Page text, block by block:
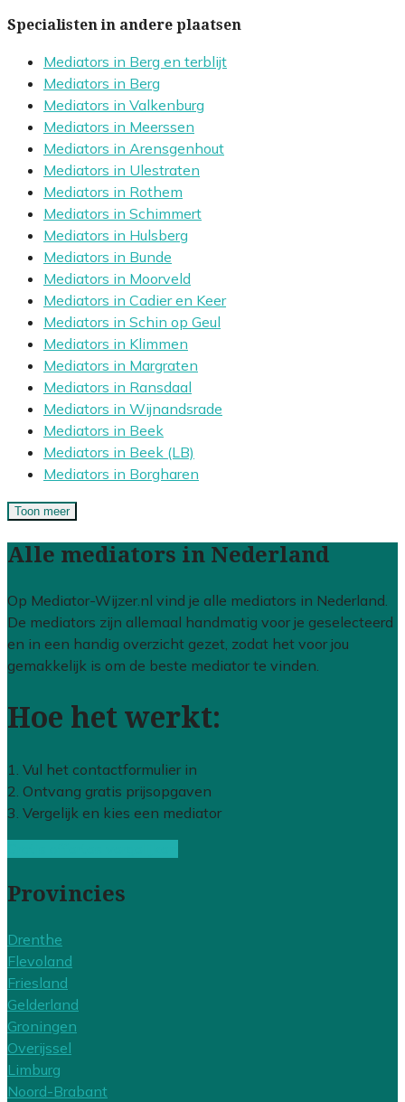
Specialisten in andere plaatsen
Mediators in Berg en terblijt
Mediators in Berg
Mediators in Valkenburg
Mediators in Meerssen
Mediators in Arensgenhout
Mediators in Ulestraten
Mediators in Rothem
Mediators in Schimmert
Mediators in Hulsberg
Mediators in Bunde
Mediators in Moorveld
Mediators in Cadier en Keer
Mediators in Schin op Geul
Mediators in Klimmen
Mediators in Margraten
Mediators in Ransdaal
Mediators in Wijnandsrade
Mediators in Beek
Mediators in Beek (LB)
Mediators in Borgharen
Toon meer
Alle mediators in Nederland
Op Mediator-Wijzer.nl vind je alle mediators in Nederland.
De mediators zijn allemaal handmatig voor je geselecteerd
en in een handig overzicht gezet, zodat het voor jou
gemakkelijk is om de beste mediator te vinden.
Hoe het werkt:
1. Vul het contactformulier in
2. Ontvang gratis prijsopgaven
3. Vergelijk en kies een mediator
Provincies
Drenthe
Flevoland
Friesland
Gelderland
Groningen
Overijssel
Limburg
Noord-Brabant